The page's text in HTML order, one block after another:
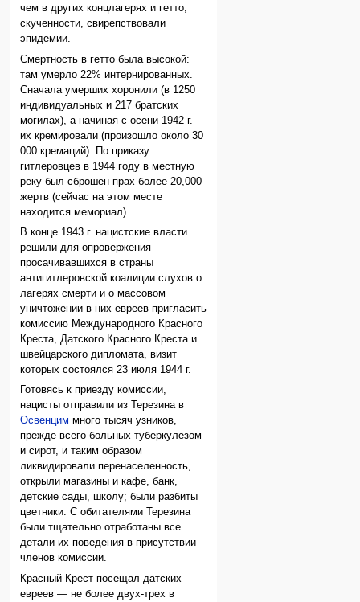
чем в других концлагерях и гетто,
скученности, свирепствовали
эпидемии.
Смертность в гетто была высокой:
там умерло 22% интернированных.
Сначала умерших хоронили (в 1250
индивидуальных и 217 братских
могилах), а начиная с осени 1942 г.
их кремировали (произошло около 30
000 кремаций). По приказу
гитлеровцев в 1944 году в местную
реку был сброшен прах более 20,000
жертв (сейчас на этом месте
находится мемориал).
В конце 1943 г. нацистские власти
решили для опровержения
просачивавшихся в страны
антигитлеровской коалиции слухов о
лагерях смерти и о массовом
уничтожении в них евреев пригласить
комиссию Международного Красного
Креста, Датского Красного Креста и
швейцарского дипломата, визит
которых состоялся 23 июля 1944 г.
Готовясь к приезду комиссии,
нацисты отправили из Терезина в
Освенцим много тысяч узников,
прежде всего больных туберкулезом
и сирот, и таким образом
ликвидировали перенаселенность,
открыли магазины и кафе, банк,
детские сады, школу; были разбиты
цветники. С обитателями Терезина
были тщательно отработаны все
детали их поведения в присутствии
членов комиссии.
Красный Крест посещал датских
евреев — не более двух-трех в